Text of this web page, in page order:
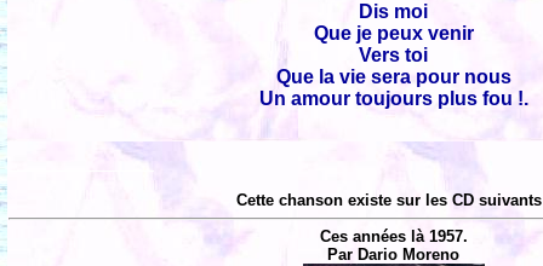
Dis moi
Que je peux venir
Vers toi
Que la vie sera pour nous
Un amour toujours plus fou !.
Cette chanson existe sur les CD
Ces années là 1957.
Par Dario Moreno